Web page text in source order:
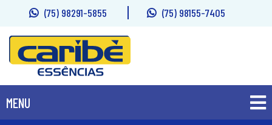
(75) 98291-5855 (75) 98155-7405
MENU